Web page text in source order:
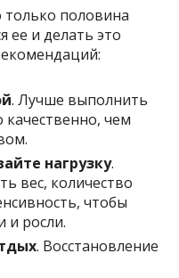
половина
ее и делать это
. Лучше выполнить
чем
нагрузку.
вес, количество
чтобы
росли.
. Восстановление